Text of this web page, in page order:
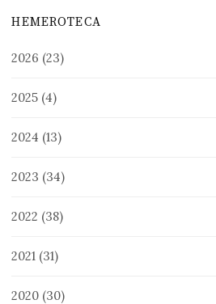
HEMEROTECA
2026 (23)
2025 (4)
2024 (13)
2023 (34)
2022 (38)
2021 (31)
2020 (30)